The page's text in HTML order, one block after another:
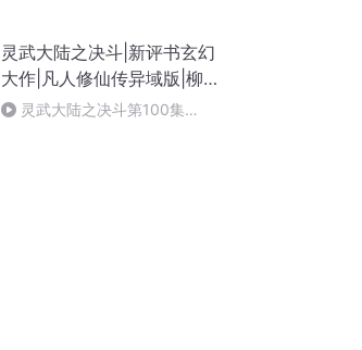
灵武大陆之决斗|新评书玄幻
大作|凡人修仙传异域版|柳
叶飞鸿主播
灵武大陆之决斗第100集